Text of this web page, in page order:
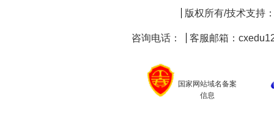
版权所有/技术支持
咨询电话： 客服邮箱：
国家网站域名备案
信息